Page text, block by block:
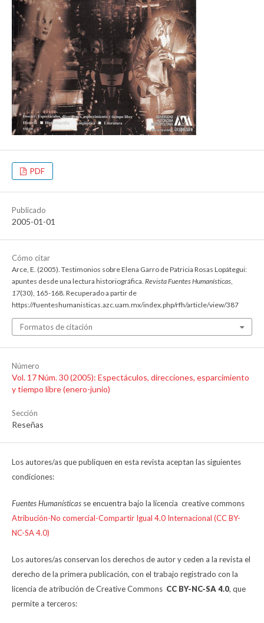
PDF
Publicado
2005-01-01
Cómo citar
Arce, E. (2005). Testimonios sobre Elena Garro de Patricia Rosas Lopátegui:
apuntes desde una lectura historiográfica. Revista Fuentes Humanísticas,
17(30), 165-168. Recuperado a partir de
https://fuenteshumanisticas.azc.uam.mx/index.php/rfh/article/view/387
Formatos de citación
Número
Vol. 17 Núm. 30 (2005): Espectáculos, direcciones, esparcimiento
y tiempo libre (enero-junio)
Sección
Reseñas
Los autores/as que publiquen en esta revista aceptan las siguientes
condiciones:
Fuentes Humanísticas se encuentra bajo la licencia creative commons
Atribución-No comercial-Compartir Igual 4.0 Internacional (CC BY-
NC-SA 4.0)
Los autores/as conservan los derechos de autor y ceden a la revista el
derecho de la primera publicación, con el trabajo registrado con la
licencia de atribución de Creative Commons CC BY-NC-SA 4.0, que
permite a terceros: